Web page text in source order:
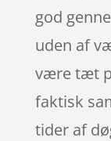
god
uden af
være tæt
faktisk
tider af